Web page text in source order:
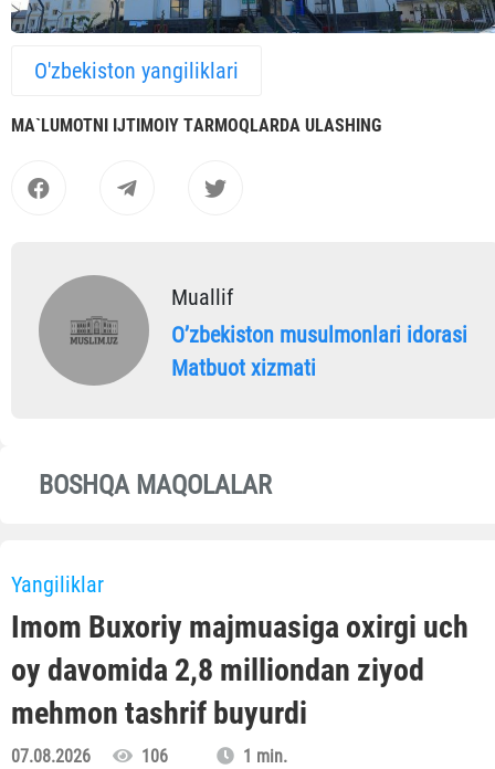
O'zbekiston yangiliklari
MА`LUMOTNI IJTIMOIY TАRMOQLАRDА ULАSHING
Muallif
Oʼzbekiston musulmonlari idorasi
Matbuot xizmati
BOSHQA MAQOLALAR
Yangiliklar
Imom Buxoriy majmuasiga oxirgi uch
oy davomida 2,8 milliondan ziyod
mehmon tashrif buyurdi
07.08.2026 106 1 min.